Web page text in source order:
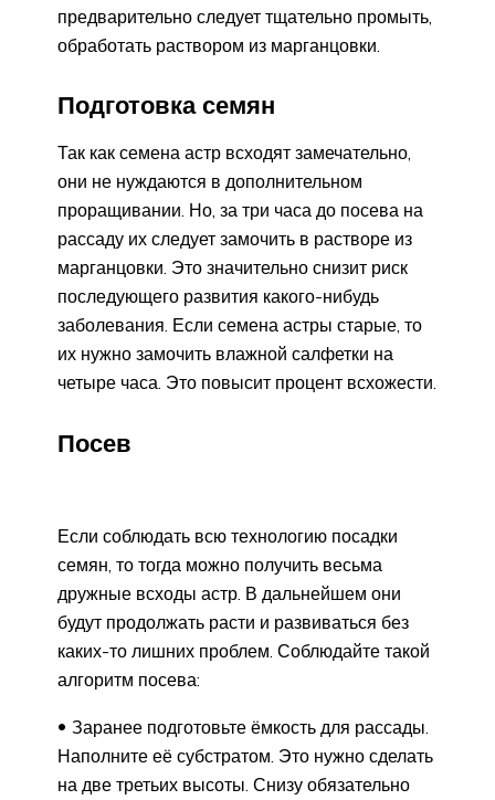
предварительно следует тщательно промыть,
обработать раствором из марганцовки.
Подготовка семян
Так как семена астр всходят замечательно,
они не нуждаются в дополнительном
проращивании. Но, за три часа до посева на
рассаду их следует замочить в растворе из
марганцовки. Это значительно снизит риск
последующего развития какого-нибудь
заболевания. Если семена астры старые, то
их нужно замочить влажной салфетки на
четыре часа. Это повысит процент всхожести.
Посев
Если соблюдать всю технологию посадки
семян, то тогда можно получить весьма
дружные всходы астр. В дальнейшем они
будут продолжать расти и развиваться без
каких-то лишних проблем. Соблюдайте такой
алгоритм посева:
Заранее подготовьте ёмкость для рассады.
Наполните её субстратом. Это нужно сделать
на две третьих высоты. Снизу обязательно